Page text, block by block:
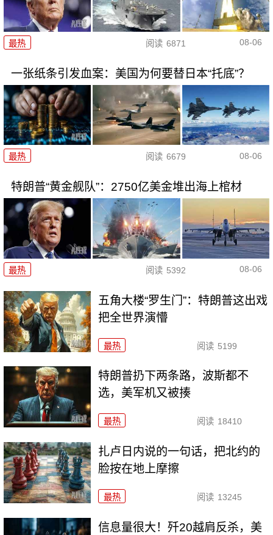
最热 阅读 6871 08-06
一张纸条引发血案：美国为何要替日本“托底”？
最热 阅读 6679 08-06
特朗普“黄金舰队”：2750亿美金堆出海上棺材
最热 阅读 5392 08-06
五角大楼“罗生门”：特朗普这出戏
把全世界演懵
最热 阅读 5199
特朗普扔下两条路，波斯都不
选，美军机又被揍
最热 阅读 18410
扎卢日内说的一句话，把北约的
脸按在地上摩擦
最热 阅读 13245
信息量很大！歼20越肩反杀，美